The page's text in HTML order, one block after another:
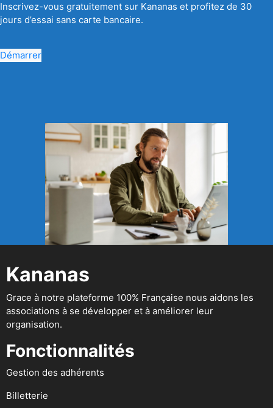
Inscrivez-vous gratuitement sur Kananas et profitez de 30
jours d’essai sans carte bancaire.
Démarrer
Kananas
Grace à notre plateforme 100% Française nous aidons les
associations à se développer et à améliorer leur
organisation.
Fonctionnalités
Gestion des adhérents
Billetterie